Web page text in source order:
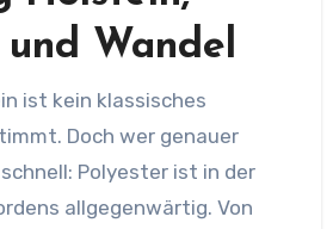
und Wandel
Doch wer genauer
Polyester ist in der
allgegenwärtig. Von